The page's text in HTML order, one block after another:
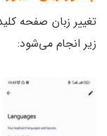
تغییر زبان صفحه
زیر انجام می‌شود: